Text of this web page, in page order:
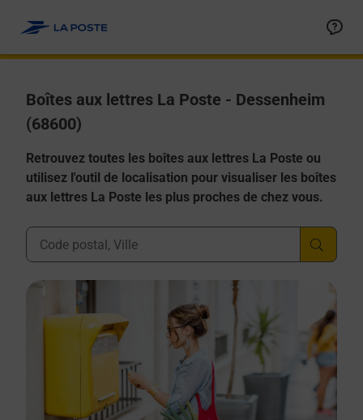
Boîtes aux lettres La Poste - Dessenheim
(68600)
Retrouvez toutes les boîtes aux lettres La Poste ou
utilisez l'outil de localisation pour visualiser les boîtes
aux lettres La Poste les plus proches de chez vous.
Ville, Département, Code Postal